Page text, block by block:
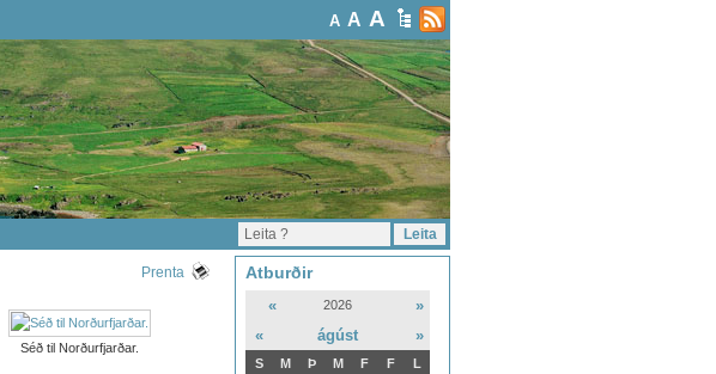
A A A
Prenta
Séð til Norðurfjarðar.
Atburðir
« 2026
»
«
ágúst »
S M Þ M F F
L